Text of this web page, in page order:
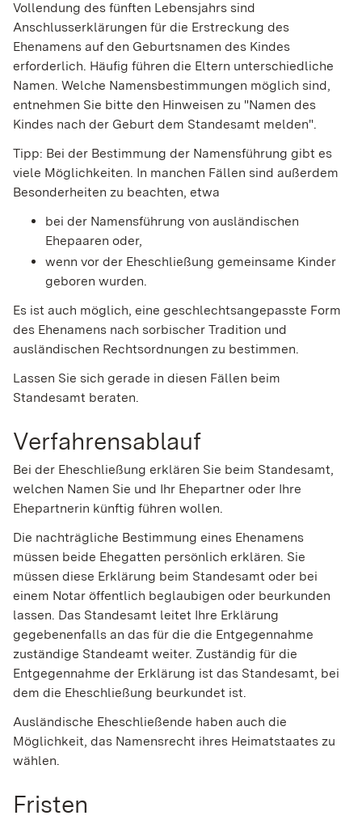
Vollendung des fünften Lebensjahrs sind
Anschlusserklärungen für die Erstreckung des
Ehenamens auf den Geburtsnamen des Kindes
erforderlich. Häufig führen die Eltern unterschiedliche
Namen. Welche Namensbestimmungen möglich sind,
entnehmen Sie bitte den Hinweisen zu "Namen des
Kindes nach der Geburt dem Standesamt melden".
Tipp: Bei der Bestimmung der Namensführung gibt es
viele Möglichkeiten. In manchen Fällen sind außerdem
Besonderheiten zu beachten, etwa
bei der Namensführung von ausländischen
Ehepaaren oder,
wenn vor der Eheschließung gemeinsame Kinder
geboren wurden.
Es ist auch möglich, eine geschlechtsangepasste Form
des Ehenamens nach sorbischer Tradition und
ausländischen Rechtsordnungen zu bestimmen.
Lassen Sie sich gerade in diesen Fällen beim
Standesamt beraten.
Verfahrensablauf
Bei der Eheschließung erklären Sie beim Standesamt,
welchen Namen Sie und Ihr Ehepartner oder Ihre
Ehepartnerin künftig führen wollen.
Die nachträgliche Bestimmung eines Ehenamens
müssen beide Ehegatten persönlich erklären. Sie
müssen diese Erklärung beim Standesamt oder bei
einem Notar öffentlich beglaubigen oder beurkunden
lassen. Das Standesamt leitet Ihre Erklärung
gegebenenfalls an das für die die Entgegennahme
zuständige Standeamt weiter. Zuständig für die
Entgegennahme der Erklärung ist das Standesamt, bei
dem die Eheschließung beurkundet ist.
Ausländische Eheschließende haben auch die
Möglichkeit, das Namensrecht ihres Heimatstaates zu
wählen.
Fristen